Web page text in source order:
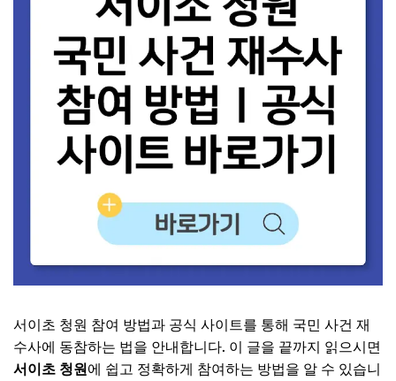
서이초 청원 참여 방법과 공식 사이트를 통해 국민 사건 재
수사에 동참하는 법을 안내합니다. 이 글을 끝까지 읽으시면
서이초 청원에 쉽고 정확하게 참여하는 방법을 알 수 있습니